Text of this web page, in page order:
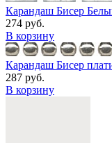
Карандаш Бисер
274 руб.
В корзину
Карандаш Бисер
287 руб.
В корзину